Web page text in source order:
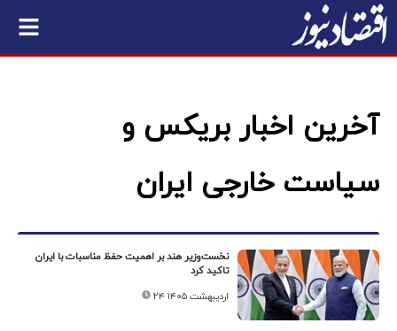
آخرین اخبار بریکس و
سیاست خارجی ایران
نخست‌وزیر هند بر اهمیت حفظ مناسبات با ایران
تاکید کرد
۲۴ اردیبهشت ۱۴۰۵